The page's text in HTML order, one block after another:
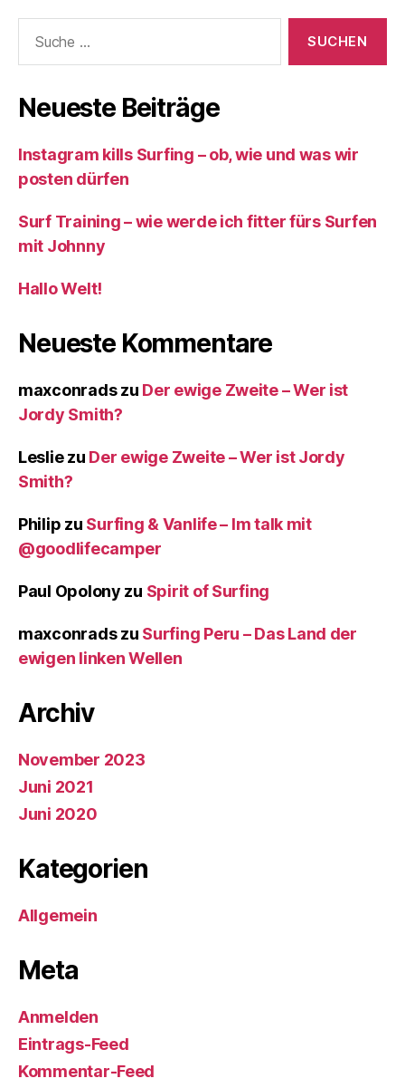
nach:
Neueste Beiträge
Instagram kills Surfing – ob, wie und was wir
posten dürfen
Surf Training – wie werde ich fitter fürs Surfen
mit Johnny
Hallo Welt!
Neueste Kommentare
maxconradszu Der ewige Zweite – Wer ist
Jordy Smith?
Lesliezu Der ewige Zweite – Wer ist Jordy
Smith?
Philip zu Surfing & Vanlife – Im talk mit
@goodlifecamper
Paul Opolony zu Spirit of Surfing
maxconradszu Surfing Peru – Das Land der
ewigen linken Wellen
Archiv
November 2023
Juni 2021
Juni 2020
Kategorien
Allgemein
Meta
Anmelden
Eintrags-Feed
Kommentar-Feed